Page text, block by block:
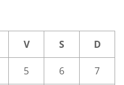
V S D
5 6 7